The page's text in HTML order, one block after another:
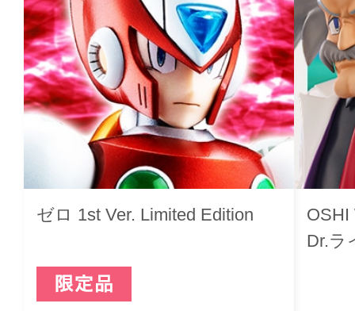
ゼロ 1st Ver. Limited Edition
OSHI
Dr.ラ